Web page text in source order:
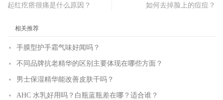
起红疙瘩很痛是什么原因？
如何去掉脸上的痘痘？
相关推荐
手膜型护手霜气味好闻吗？
不同品牌抗老精华的区别主要体现在哪些方面？
男士保湿精华能改善皮肤干吗？
AHC 水乳好用吗？白瓶蓝瓶差在哪？适合谁？